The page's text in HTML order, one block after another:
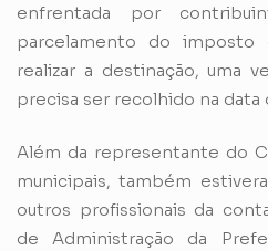
enfrentada por
parcelamento do imposto
realizar a destinação, uma
precisa ser recolhido na data
Além da representante do
municipais, também
outros profissionais da
de Administração da